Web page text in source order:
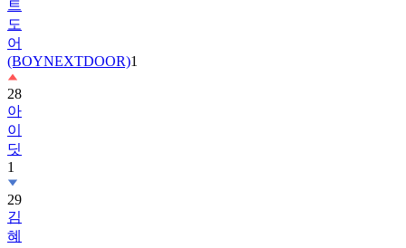
어
(BOYNEXTDOOR)
28
아
이
딧
1
29
김
혜
윤